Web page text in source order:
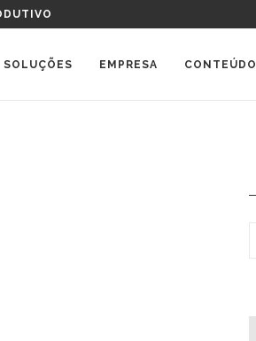
SOLUÇÕES EMPRESA CONTEÚDO